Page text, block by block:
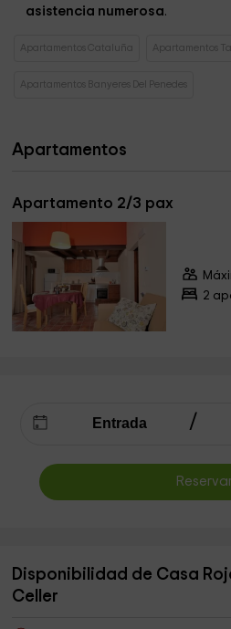
asistencia numerosa.
Apartamentos Cataluña Apartamentos
Apartamentos Banyeres Del Penedes
Apartamentos
Apartamento 2/3 pax
2
Disponibilidad de Casa
Celler